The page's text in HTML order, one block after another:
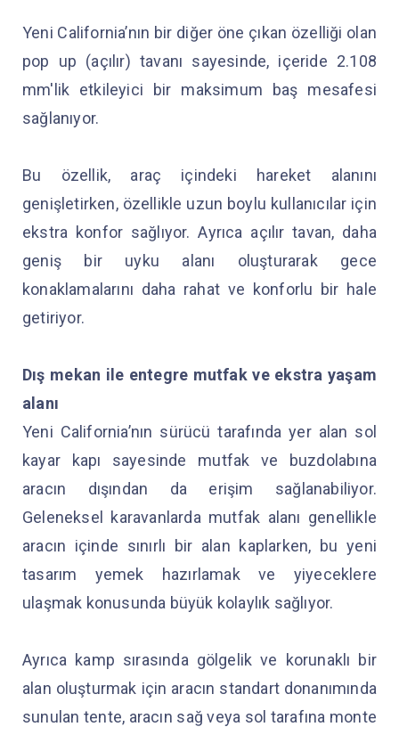
Yeni California’nın bir diğer öne çıkan özelliği olan
pop up (açılır) tavanı sayesinde, içeride 2.108
mm'lik etkileyici bir maksimum baş mesafesi
sağlanıyor.
Bu özellik, araç içindeki hareket alanını
genişletirken, özellikle uzun boylu kullanıcılar için
ekstra konfor sağlıyor. Ayrıca açılır tavan, daha
geniş bir uyku alanı oluşturarak gece
konaklamalarını daha rahat ve konforlu bir hale
getiriyor.
Dış mekan ile entegre mutfak ve ekstra yaşam
alanı
Yeni California’nın sürücü tarafında yer alan sol
kayar kapı sayesinde mutfak ve buzdolabına
aracın dışından da erişim sağlanabiliyor.
Geleneksel karavanlarda mutfak alanı genellikle
aracın içinde sınırlı bir alan kaplarken, bu yeni
tasarım yemek hazırlamak ve yiyeceklere
ulaşmak konusunda büyük kolaylık sağlıyor.
Ayrıca kamp sırasında gölgelik ve korunaklı bir
alan oluşturmak için aracın standart donanımında
sunulan tente, aracın sağ veya sol tarafına monte